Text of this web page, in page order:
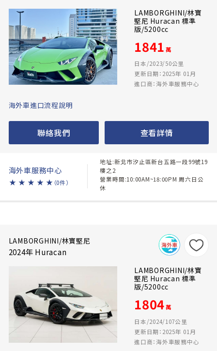
LAMBORGHINI/林寶
堅尼 Huracan 標準
版/5200cc
1841 萬
日本/2023/50公里
更新日期：2025年 01月
進口商：海外車服務中心
海外車進口流程說明
聯絡我們 查看詳情
海外車服務中心
★ ★ ★ ★ ★ （0件）
地址:新北市汐止區新台五路一段99號19
樓之2
營業時間:10:00AM~18:00PM 周六日公
休
LAMBORGHINI/林寶堅尼
2024年 Huracan
LAMBORGHINI/林寶
堅尼 Huracan 標準
版/5200cc
1804萬
日本/2024/107公里
更新日期：2025年 01月
進口商：海外車服務中心